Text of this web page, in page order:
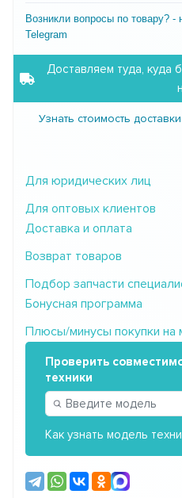
Возникли вопросы по товару?
Telegram
Доставляем туда, куда
Узнать стоимость
Для юридических лиц
Для оптовых клиентов
Доставка и оплата
Возврат товаров
Подбор запчасти
Бонусная программа
Плюсы/минусы покупки на
Проверить
техники
Как узнать модель